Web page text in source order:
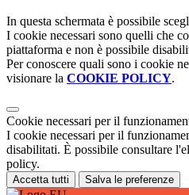
In questa schermata è possibile
I cookie necessari sono quelli che
piattaforma e non è possibile
Per conoscere quali sono i cookie
visionare la COOKIE POLICY.
Cookie necessari per il
I cookie necessari per il
disabilitati. È possibile consultare
policy.
Accetta tutti Salva le preferenze